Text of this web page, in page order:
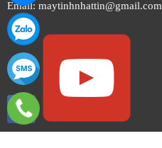
Email: maytinhnhattin@gmail.com